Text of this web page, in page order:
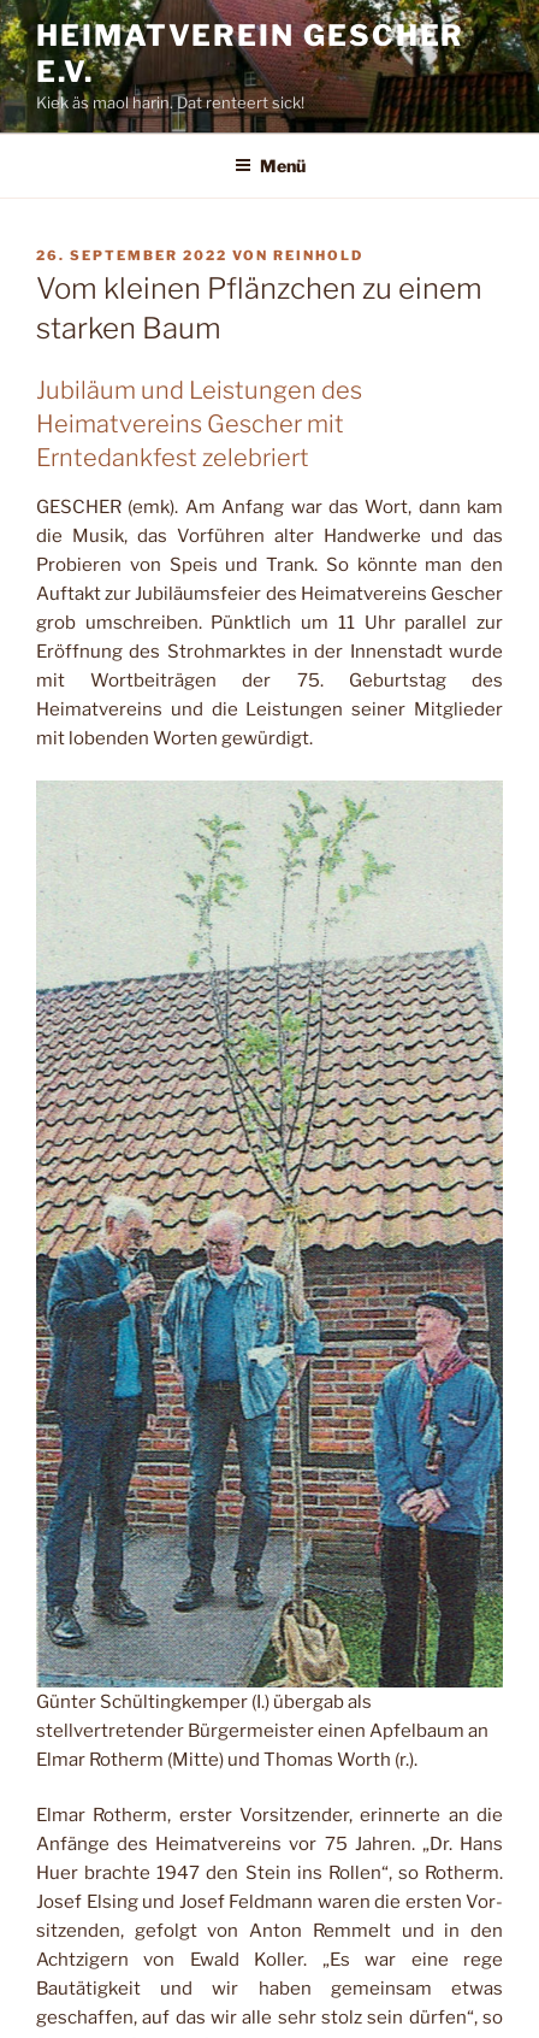
Zum
Inhalt
springen
HEIMATVEREIN GESCHER
E.V.
Kiek äs maol harin. Dat renteert sick!
Menü
VERÖFFENTLICHT
AM
26. SEPTEMBER 2022 VON REINHOLD
Vom kleinen Pflänzchen zu einem
starken Baum
Jubiläum und Leistungen des
Heimatvereins Gescher mit
Erntedankfest zelebriert
GESCHER (emk). Am Anfang war das Wort, dann kam
die Musik, das Vorführen alter Handwerke und das
Probie­ren von Speis und Trank. So könnte man den
Auftakt zur Jubiläumsfeier des Heimat­vereins Gescher
grob um­schreiben. Pünktlich um 11 Uhr parallel zur
Eröffnung des Strohmarktes in der In­nenstadt wurde
mit Wort­beiträgen der 75. Geburtstag des
Heimatvereins und die Leistungen seiner Mitglieder
mit lobenden Worten ge­würdigt.
Günter Schültingkemper (I.) über­gab als
stellvertretender Bürger­meister einen Apfelbaum an
Elmar Rotherm (Mitte) und Thomas Worth (r.).
Elmar Rotherm, erster Vorsitzender, erinnerte an die
Anfänge des Heimatver­eins vor 75 Jahren. „Dr. Hans
Huer brachte 1947 den Stein ins Rollen“, so Rotherm.
Jo­sef Elsing und Josef Feld­mann waren die ersten Vor­
sitzenden, gefolgt von Anton Remmelt und in den
Achtzi­gern von Ewald Koller. „Es war eine rege
Bautätigkeit und wir haben gemeinsam etwas
geschaffen, auf das wir alle sehr stolz sein dürfen“, so